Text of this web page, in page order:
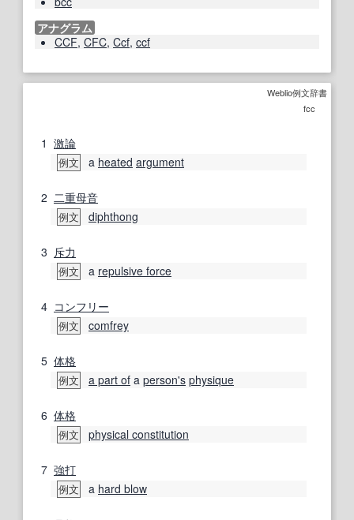
アナグラム
CCF, CFC, Ccf, ccf
Weblio例文辞書
fcc
1 激論
例文 a heated argument
2 二重母音
例文 diphthong
3 斥力
例文 a repulsive force
4 コンフリー
例文 comfrey
5 体格
例文 a part of a person's physique
6 体格
例文 physical constitution
7 強打
例文 a hard blow